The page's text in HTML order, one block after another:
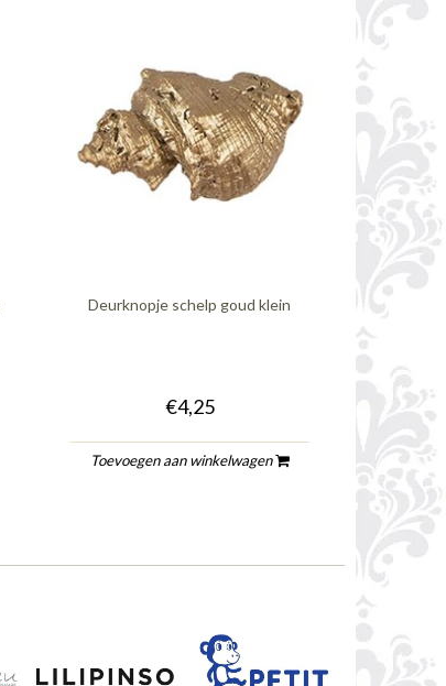
Deurknopje schelp goud klein
€4,25
Toevoegen aan winkelwagen